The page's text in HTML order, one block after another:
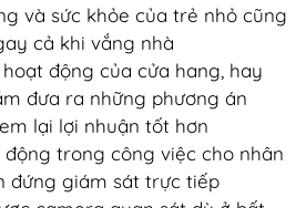
và sức khỏe của trẻ nhỏ cũng
cả khi vắng nhà
động của cửa hang, hay
đưa ra những phương án
lại lợi nhuận tốt hơn
động trong công việc cho nhân
đứng giám sát trực tiếp